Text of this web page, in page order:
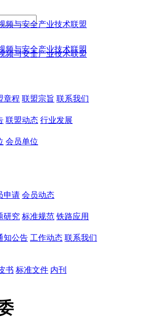
章程 联盟宗旨 联系我们
联盟动态 行业发展
会员单位
申请 会员动态
研究 标准规范 铁路应用
知公告 工作动态 联系我们
书 标准文件 内刊